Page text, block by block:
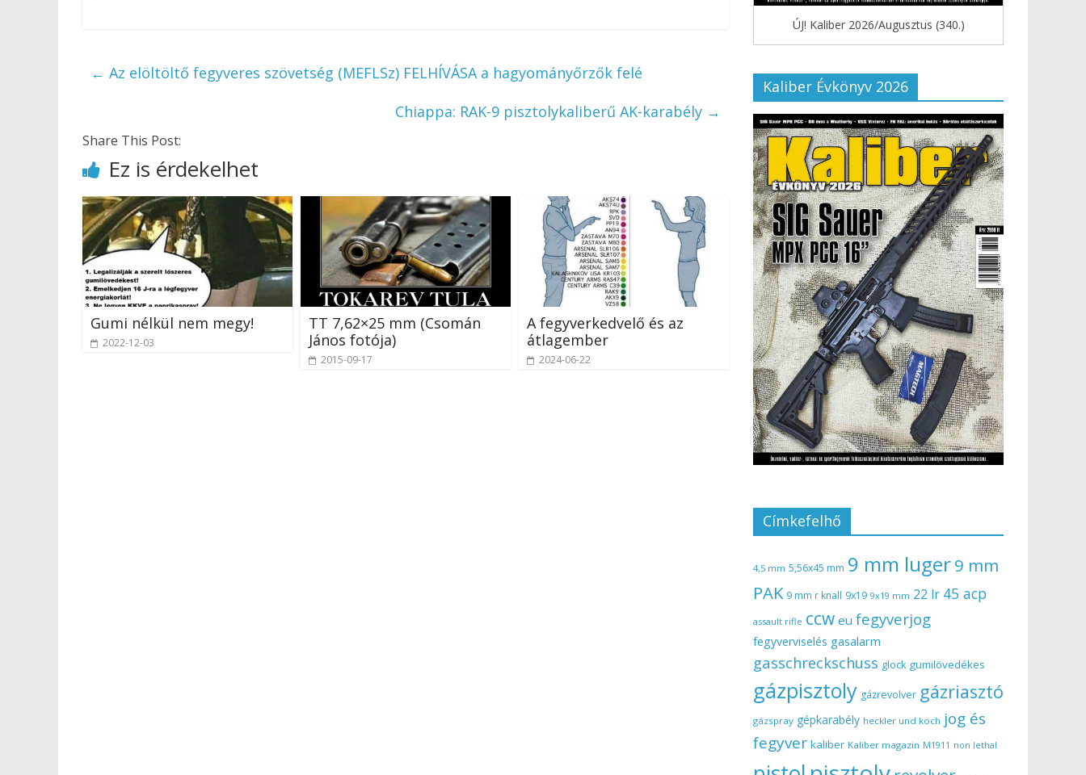
← Az elöltöltő fegyveres szövetség (MEFLSz) FELHÍVÁSA a hagyományőrzők felé
Chiappa: RAK-9 pisztolykaliberű AK-karabély →
Share This Post:
Ez is érdekelhet
Gumi nélkül nem megy!
2022-12-03
TT 7,62×25 mm (Csomán
János fotója)
2015-09-17
A fegyverkedvelő és az
átlagember
2024-06-22
ÚJ! Kaliber 2026/Augusztus (340.)
Kaliber Évkönyv 2026
Címkefelhő
4,5 mm 5,56x45 mm 9 mm luger9 mm
PAK 9 mm r knall 9x19 9x19 mm 22 lr 45 acp
assault rifle ccw eu fegyverjog
fegyverviselés gasalarm
gasschreckschuss glock gumilövedékes
gázpisztoly gázrevolver gázriasztó
gázspray gépkarabély heckler und koch jog és
fegyver kaliber Kaliber magazin M1911 non lethal